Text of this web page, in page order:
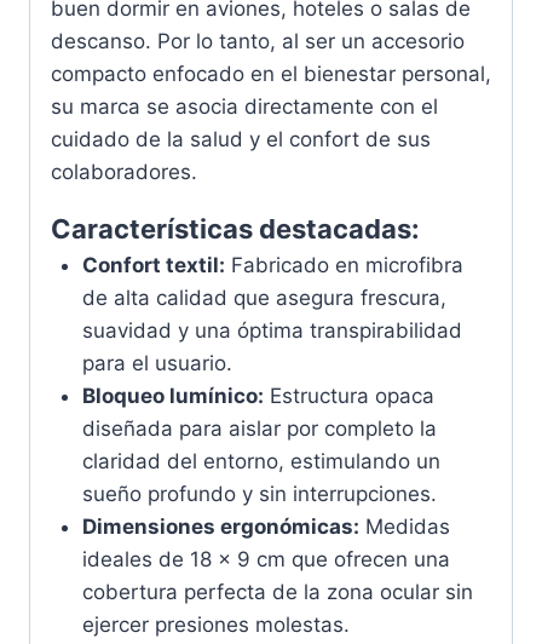
buen dormir en aviones, hoteles o salas de
descanso. Por lo tanto, al ser un accesorio
compacto enfocado en el bienestar personal,
su marca se asocia directamente con el
cuidado de la salud y el confort de sus
colaboradores.
Características destacadas:
Confort textil: Fabricado en microfibra
de alta calidad que asegura frescura,
suavidad y una óptima transpirabilidad
para el usuario.
Bloqueo lumínico: Estructura opaca
diseñada para aislar por completo la
claridad del entorno, estimulando un
sueño profundo y sin interrupciones.
Dimensiones ergonómicas: Medidas
ideales de 18 x 9 cm que ofrecen una
cobertura perfecta de la zona ocular sin
ejercer presiones molestas.